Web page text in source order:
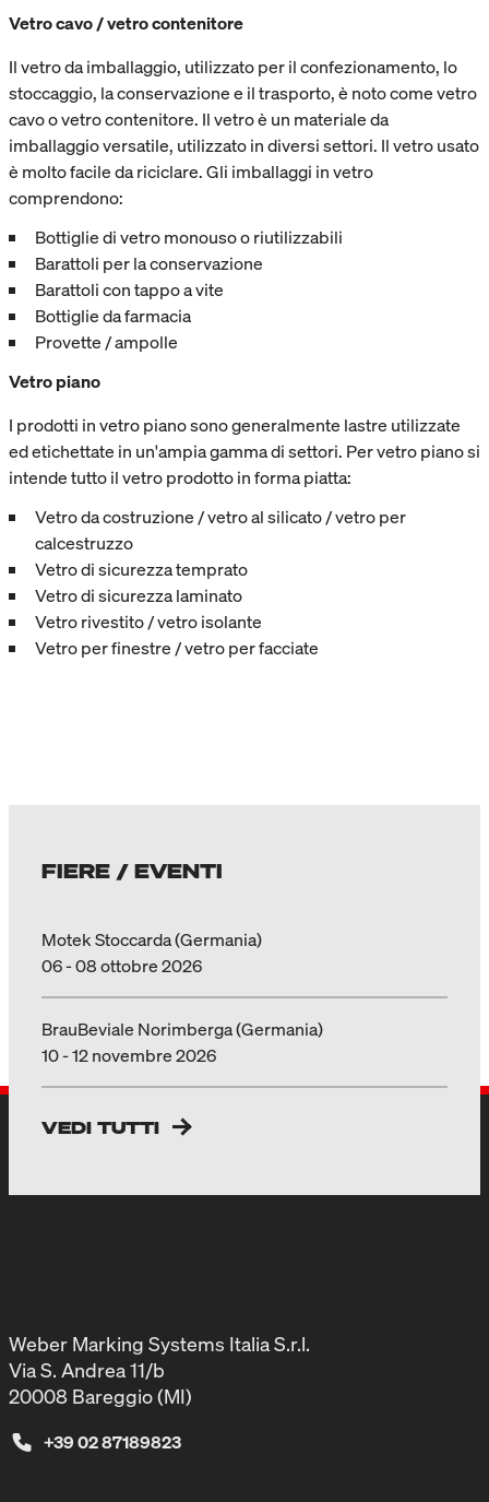
Vetro cavo / vetro contenitore
Il vetro da imballaggio, utilizzato per il confezionamento, lo
stoccaggio, la conservazione e il trasporto, è noto come vetro
cavo o vetro contenitore. Il vetro è un materiale da
imballaggio versatile, utilizzato in diversi settori. Il vetro usato
è molto facile da riciclare. Gli imballaggi in vetro
comprendono:
Bottiglie di vetro monouso o riutilizzabili
Barattoli per la conservazione
Barattoli con tappo a vite
Bottiglie da farmacia
Provette / ampolle
Vetro piano
I prodotti in vetro piano sono generalmente lastre utilizzate
ed etichettate in un'ampia gamma di settori. Per vetro piano si
intende tutto il vetro prodotto in forma piatta:
Vetro da costruzione / vetro al silicato / vetro per
calcestruzzo
Vetro di sicurezza temprato
Vetro di sicurezza laminato
Vetro rivestito / vetro isolante
Vetro per finestre / vetro per facciate
FIERE / EVENTI
Motek Stoccarda (Germania)
06 - 08 ottobre 2026
BrauBeviale Norimberga (Germania)
10 - 12 novembre 2026
VEDI TUTTI
Weber Marking Systems Italia S.r.l.
Via S. Andrea 11/b
20008 Bareggio (MI)
+39 02 87189823